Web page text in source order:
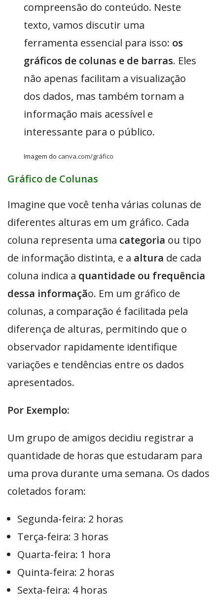
compreensão do conteúdo. Neste
texto, vamos discutir uma
ferramenta essencial para isso: os
gráficos de colunas e de barras. Eles
não apenas facilitam a visualização
dos dados, mas também tornam a
informação mais acessível e
interessante para o público.
Imagem docanva.com/gráfico
Gráfico de Colunas
Imagine que você tenha várias colunas de
diferentes alturas em um gráfico. Cada
coluna representa uma categoria ou tipo
de informação distinta, e a altura de cada
coluna indica a quantidade ou frequência
dessa informação. Em um gráfico de
colunas, a comparação é facilitada pela
diferença de alturas, permitindo que o
observador rapidamente identifique
variações e tendências entre os dados
apresentados.
Por Exemplo:
Um grupo de amigos decidiu registrar a
quantidade de horas que estudaram para
uma prova durante uma semana. Os dados
coletados foram:
Segunda-feira: 2 horas
Terça-feira: 3 horas
Quarta-feira: 1 hora
Quinta-feira: 2 horas
Sexta-feira: 4 horas